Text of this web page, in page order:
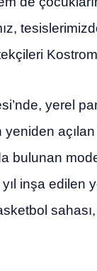
yerel
yeniden
bulunan
inşa edilen
sahası,